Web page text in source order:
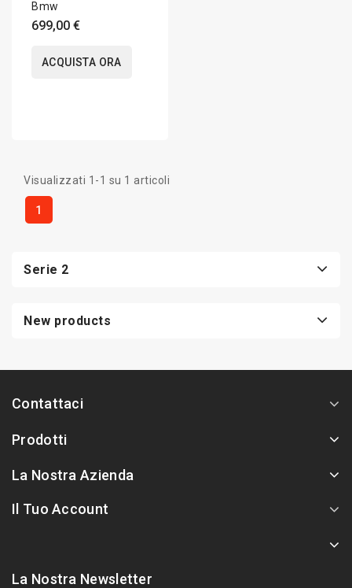
Bmw
699,00 €
ACQUISTA ORA
Visualizzati 1-1 su 1 articoli
1
Serie 2
New products
Contattaci
Prodotti
La Nostra Azienda
Il Tuo Account
La Nostra Newsletter